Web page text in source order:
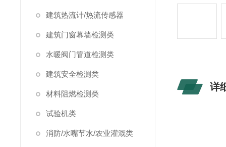
建筑热流计/热流传感器
建筑门窗幕墙检测类
水暖阀门管道检测类
建筑安全检测类
材料阻燃检测类
试验机类
消防/水嘴节水/农业灌溉类
详